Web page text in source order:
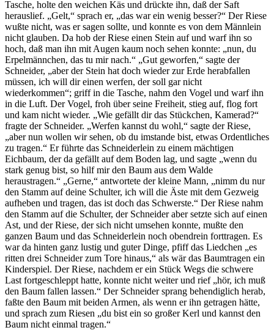
Tasche, holte den weichen Käs und drückte ihn, daß der Saft
herauslief. „Gelt,“ sprach er, „das war ein wenig besser?“ Der Riese
wußte nicht, was er sagen sollte, und konnte es von dem Männlein
nicht glauben. Da hob der Riese einen Stein auf und warf ihn so
hoch, daß man ihn mit Augen kaum noch sehen konnte: „nun, du
Erpelmännchen, das tu mir nach.“ „Gut geworfen,“ sagte der
Schneider, „aber der Stein hat doch wieder zur Erde herabfallen
müssen, ich will dir einen werfen, der soll gar nicht
wiederkommen“; griff in die Tasche, nahm den Vogel und warf ihn
in die Luft. Der Vogel, froh über seine Freiheit, stieg auf, flog fort
und kam nicht wieder. „Wie gefällt dir das Stückchen, Kamerad?“
fragte der Schneider. „Werfen kannst du wohl,“ sagte der Riese,
„aber nun wollen wir sehen, ob du imstande bist, etwas Ordentliches
zu tragen.“ Er führte das Schneiderlein zu einem mächtigen
Eichbaum, der da gefällt auf dem Boden lag, und sagte „wenn du
stark genug bist, so hilf mir den Baum aus dem Walde
heraustragen.“ „Gerne,“ antwortete der kleine Mann, „nimm du nur
den Stamm auf deine Schulter, ich will die Äste mit dem Gezweig
aufheben und tragen, das ist doch das Schwerste.“ Der Riese nahm
den Stamm auf die Schulter, der Schneider aber setzte sich auf einen
Ast, und der Riese, der sich nicht umsehen konnte, mußte den
ganzen Baum und das Schneiderlein noch obendrein forttragen. Es
war da hinten ganz lustig und guter Dinge, pfiff das Liedchen „es
ritten drei Schneider zum Tore hinaus,“ als wär das Baumtragen ein
Kinderspiel. Der Riese, nachdem er ein Stück Wegs die schwere
Last fortgeschleppt hatte, konnte nicht weiter und rief „hör, ich muß
den Baum fallen lassen.“ Der Schneider sprang behendiglich herab,
faßte den Baum mit beiden Armen, als wenn er ihn getragen hätte,
und sprach zum Riesen „du bist ein so großer Kerl und kannst den
Baum nicht einmal tragen.“